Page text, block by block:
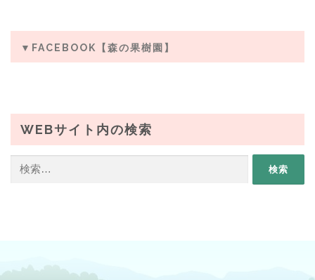
▼FACEBOOK【森の果樹園】
WEBサイト内の検索